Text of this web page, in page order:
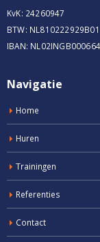
KvK: 24260947
BTW: NL810222929B01
IBAN:
Navigatie
Home
Huren
Trainingen
Referenties
Contact